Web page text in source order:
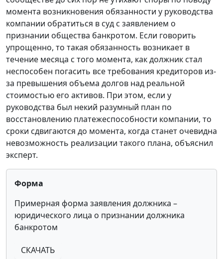
момента возникновения обязанности у руководства
компании обратиться в суд с заявлением о
признании общества банкротом. Если говорить
упрощенно, то такая обязанность возникает в
течение месяца с того момента, как должник стал
неспособен погасить все требования кредиторов из-
за превышения объема долгов над реальной
стоимостью его активов. При этом, если у
руководства был некий разумный план по
восстановлению платежеспособности компании, то
сроки сдвигаются до момента, когда станет очевидна
невозможность реализации такого плана, объяснил
эксперт.
Форма
Примерная форма заявления должника –
юридического лица о признании должника
банкротом
СКАЧАТЬ